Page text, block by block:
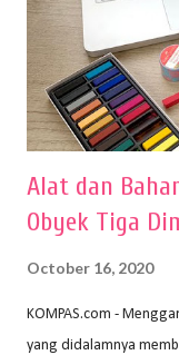
Alat dan
Obyek Tiga
October 16, 2020
KOMPAS.com -
yang didalamnya